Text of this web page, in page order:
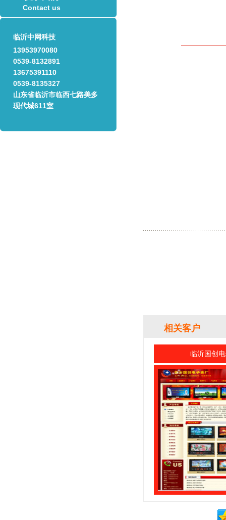
Contact us
临沂中网科技
13953970080
0539-8132891
13675391110
0539-8135327
山东省临沂市临西七路美多
现代城611室
相关客户
临沂国创